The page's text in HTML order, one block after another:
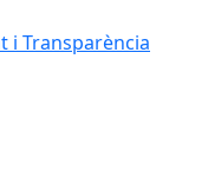
i Transparència